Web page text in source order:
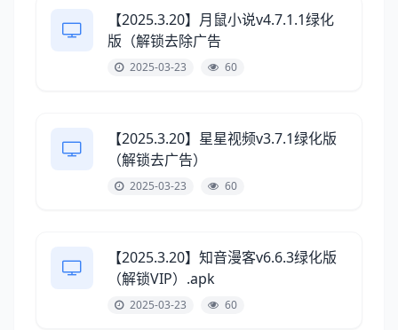
【2025.3.20】月鼠小说v4.7.1.1绿化
版（解锁去除广告
2025-03-23 60
【2025.3.20】星星视频v3.7.1绿化版
（解锁去广告）
2025-03-23 60
【2025.3.20】知音漫客v6.6.3绿化版
（解锁VIP）.apk
2025-03-23 60